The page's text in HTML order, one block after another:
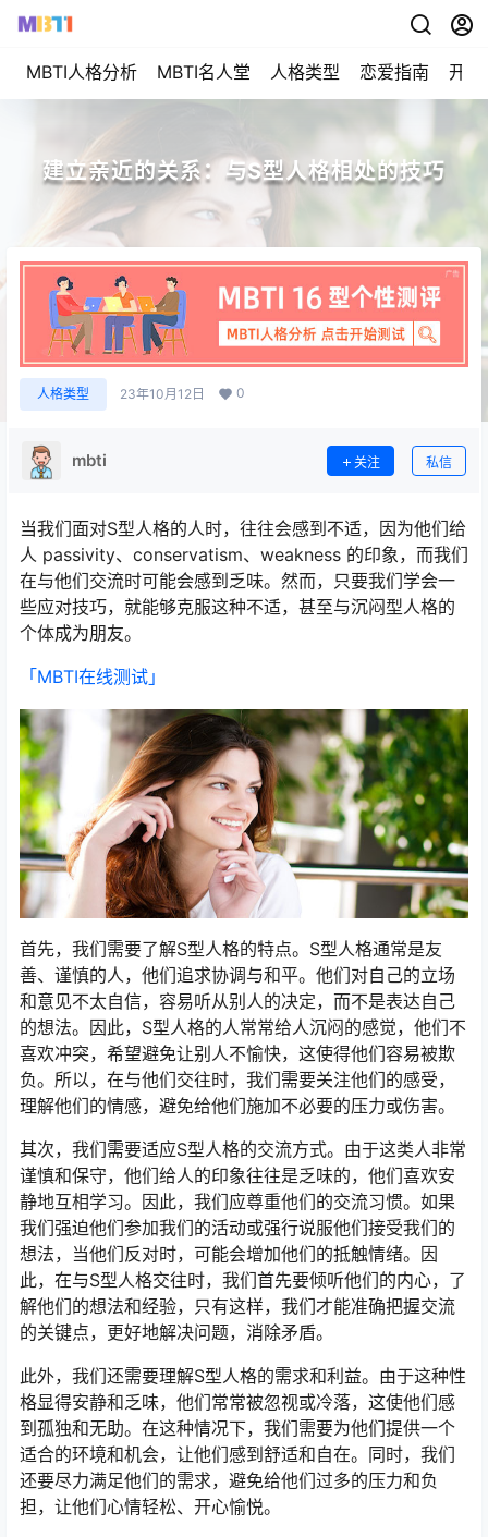
MBTI人格分析 MBTI名人堂 人格类型 恋爱指南 开始
建立亲近的关系：与S型人格相处的技巧
人格类型 23年10月12日 0
mbti 关注 私信
当我们面对S型人格的人时，往往会感到不适，因为他们给
人 passivity、conservatism、weakness 的印象，而我们
在与他们交流时可能会感到乏味。然而，只要我们学会一
些应对技巧，就能够克服这种不适，甚至与沉闷型人格的
个体成为朋友。
「MBTI在线测试​」
首先，我们需要了解S型人格的特点。S型人格通常是友
善、谨慎的人，他们追求协调与和平。他们对自己的立场
和意见不太自信，容易听从别人的决定，而不是表达自己
的想法。因此，S型人格的人常常给人沉闷的感觉，他们不
喜欢冲突，希望避免让别人不愉快，这使得他们容易被欺
负。所以，在与他们交往时，我们需要关注他们的感受，
理解他们的情感，避免给他们施加不必要的压力或伤害。
其次，我们需要适应S型人格的交流方式。由于这类人非常
谨慎和保守，他们给人的印象往往是乏味的，他们喜欢安
静地互相学习。因此，我们应尊重他们的交流习惯。如果
我们强迫他们参加我们的活动或强行说服他们接受我们的
想法，当他们反对时，可能会增加他们的抵触情绪。因
此，在与S型人格交往时，我们首先要倾听他们的内心，了
解他们的想法和经验，只有这样，我们才能准确把握交流
的关键点，更好地解决问题，消除矛盾。
此外，我们还需要理解S型人格的需求和利益。由于这种性
格显得安静和乏味，他们常常被忽视或冷落，这使他们感
到孤独和无助。在这种情况下，我们需要为他们提供一个
适合的环境和机会，让他们感到舒适和自在。同时，我们
还要尽力满足他们的需求，避免给他们过多的压力和负
担，让他们心情轻松、开心愉悦。